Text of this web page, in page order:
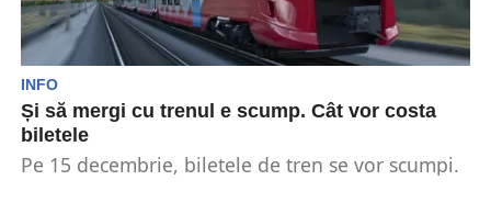
INFO
Și să mergi cu trenul e scump. Cât vor costa
biletele
Pe 15 decembrie, biletele de tren se vor scumpi.